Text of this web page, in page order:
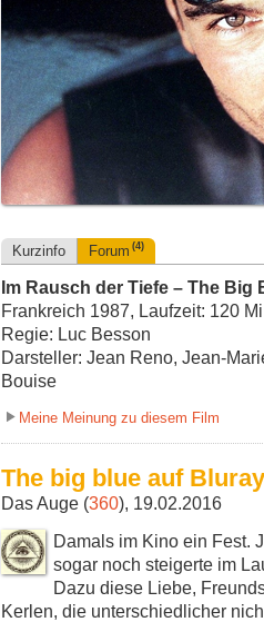
Kurzinfo Forum (4)
Im Rausch der Tiefe – The Big
Frankreich 1987, Laufzeit: 120
Regie: Luc Besson
Darsteller: Jean Reno, Jean-
Bouise
Meine Meinung zu diesem Film
The big blue auf
Das Auge (360), 19.02.2016
Damals im Kino ein Fest.
sogar noch steigerte im
Dazu diese Liebe,
Kerlen, die unterschiedlicher